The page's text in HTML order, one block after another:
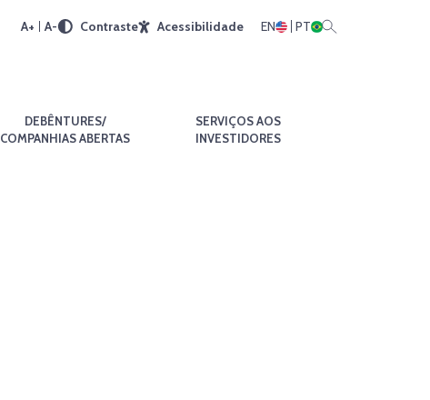
A+ A- Contraste Acessibilidade EN PT
DEBÊNTURES/
COMPANHIAS ABERTAS
SERVIÇOS AOS
INVESTIDORES